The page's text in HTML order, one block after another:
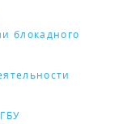
блокадного